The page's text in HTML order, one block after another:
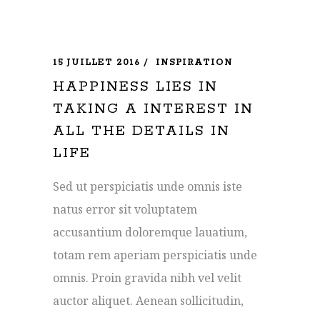
15 JUILLET 2016 INSPIRATION
HAPPINESS LIES IN
TAKING A INTEREST IN
ALL THE DETAILS IN
LIFE
Sed ut perspiciatis unde omnis iste
natus error sit voluptatem
accusantium doloremque lauatium,
totam rem aperiam perspiciatis unde
omnis. Proin gravida nibh vel velit
auctor aliquet. Aenean sollicitudin,